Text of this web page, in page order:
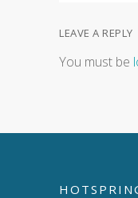
LEAVE A REPLY
You must be